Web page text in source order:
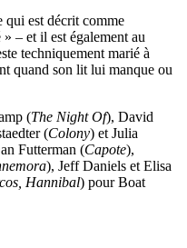
est décrit comme
– et il est également au
techniquement marié à
quand son lit lui manque ou
(The Night Of), David
(Colony) et Julia
Futterman (Capote),
), Jeff Daniels et Elisa
Hannibal) pour Boat